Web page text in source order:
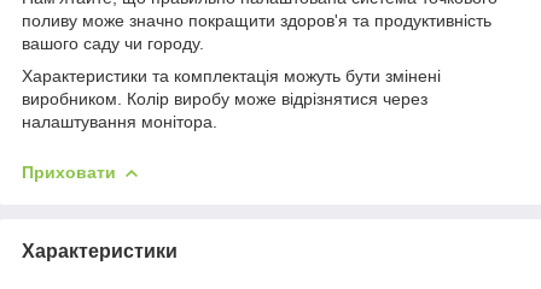
поливу може значно покращити здоров'я та продуктивність
вашого саду чи городу.
Характеристики та комплектація можуть бути змінені
виробником. Колір виробу може відрізнятися через
налаштування монітора.
Приховати
Характеристики